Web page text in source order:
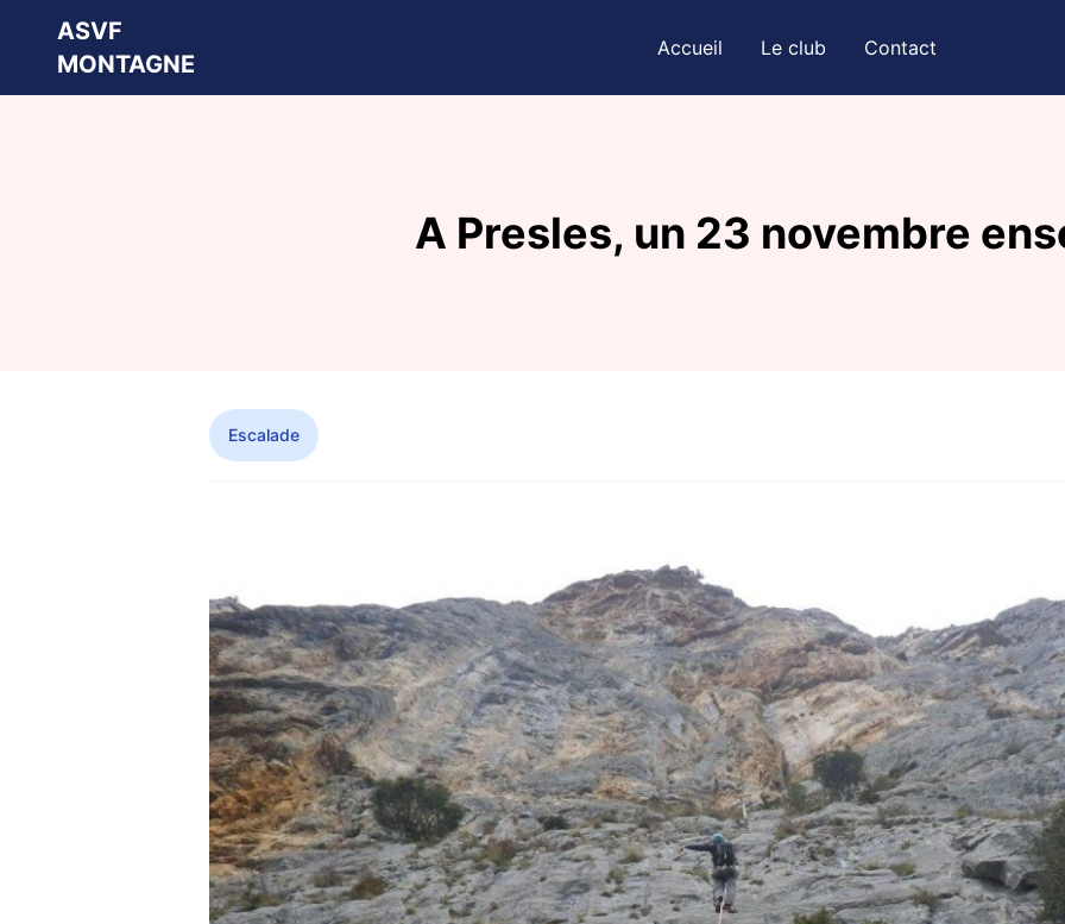
ASVF
MONTAGNE
Accueil Le club Contact
A Presles, un 23 novembre
Escalade